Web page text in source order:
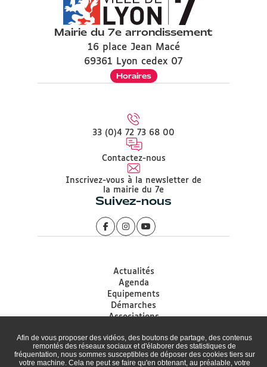
Afin de vous proposer des vidéos, des boutons de partage, des contenus
remontés des réseaux sociaux et d'élaborer des statistiques de
fréquentation, nous sommes susceptibles de déposer des cookies tiers sur
votre machine. Cela ne peut se faire qu'en obtenant, au préalable, votre
Mairie du 7e arrondissement
16 place Jean Macé
69361 Lyon cedex 07
Horaires
33 (0)4 72 73 68 00
Contactez-nous
Inscrivez-vous à la newsletter de
la mairie du 7e
Suivez-nous
Actualités
Agenda
Equipements
Démarches
Associations
Plan du site
Mentions légales
Protection des données